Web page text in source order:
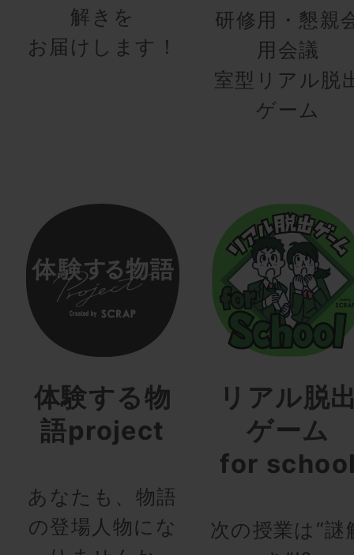
解きを
お届けします！
研修用・懇親
用会議
室型リアル脱
ゲーム
体験する物
語project
あなたも、物語
の登場人物にな
リアル脱
ゲーム
for
次の授業は“謎